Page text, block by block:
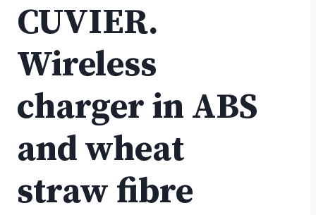
CUVIER.
Wireless
charger in ABS
and wheat
straw fibre